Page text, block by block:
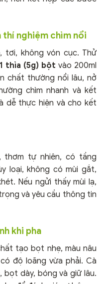
nghiệm chìm nổi
tơi, không vón cục. Thử
1 thìa (5g) bột vào 200ml
chất thường nổi lâu, nở
chìm nhanh và kết
dễ thực hiện và cho kết
thơm tự nhiên, có tầng
loại, không có mùi gắt,
Nếu ngửi thấy mùi lạ,
và yêu cầu thông tin
khi pha
tạo bọt nhẹ, màu nâu
độ loãng vừa phải. Cà
dày, bóng và giữ lâu.